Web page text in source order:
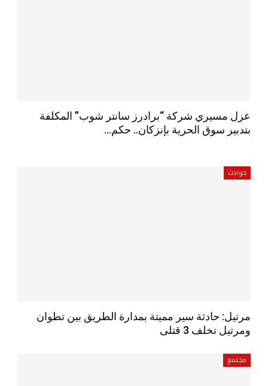
عزل مسيري شركة “برادرز سانتر شوب” المكلفة
بتدبير سوق الحرية بإنزكان.. حكم…
حوادث
مرتيل: حادثة سير مميتة بمدارة الطريق بين تطوان
ومرتيل تخلف 3 قتلى
مجتمع